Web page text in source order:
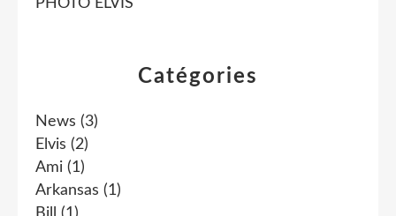
Catégories
News (3)
Elvis (2)
Ami (1)
Arkansas (1)
PHOTO ELVIS